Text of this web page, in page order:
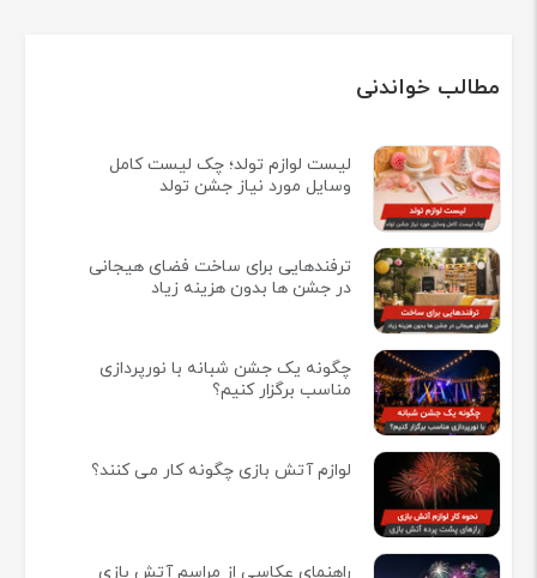
مطالب خواندنی
لیست لوازم تولد؛ چک لیست کامل
وسایل مورد نیاز جشن تولد
ترفندهایی برای ساخت فضای هیجانی
در جشن ها بدون هزینه زیاد
چگونه یک جشن شبانه با نورپردازی
مناسب برگزار کنیم؟
لوازم آتش بازی چگونه کار می کنند؟
راهنمای عکاسی از مراسم آتش بازی